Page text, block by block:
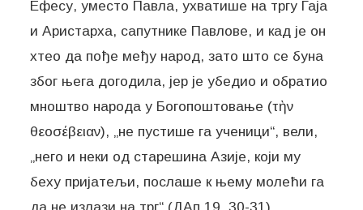
Ефесу, уместо Павла, ухватише на тргу Гаја
и Аристарха, сапутнике Павлове, и кад је он
хтео да пође међу народ, зато што се буна
због њега догодила, јер је убедио и обратио
мноштво народа у Богопоштовање (τὴν
θεοσέβειαν), „не пустише га ученици“, вели,
„него и неки од старешина Азије, који му
беху пријатељи, послаше к њему молећи га